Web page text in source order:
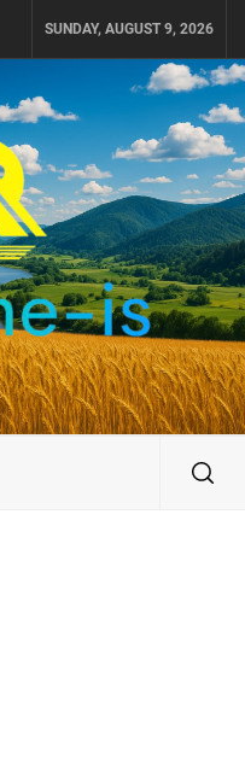
SUNDAY, AUGUST 9, 2026